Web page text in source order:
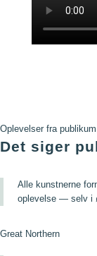
Oplevelser fra publikum
Det siger
Alle kunstnerne
oplevelse — selv i
Great Northern